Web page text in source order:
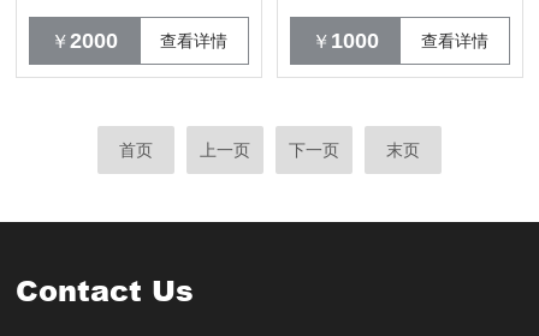
￥2000 查看详情 ￥ 1000 查看详情
首页 上一页 下一页 末页
Contact Us